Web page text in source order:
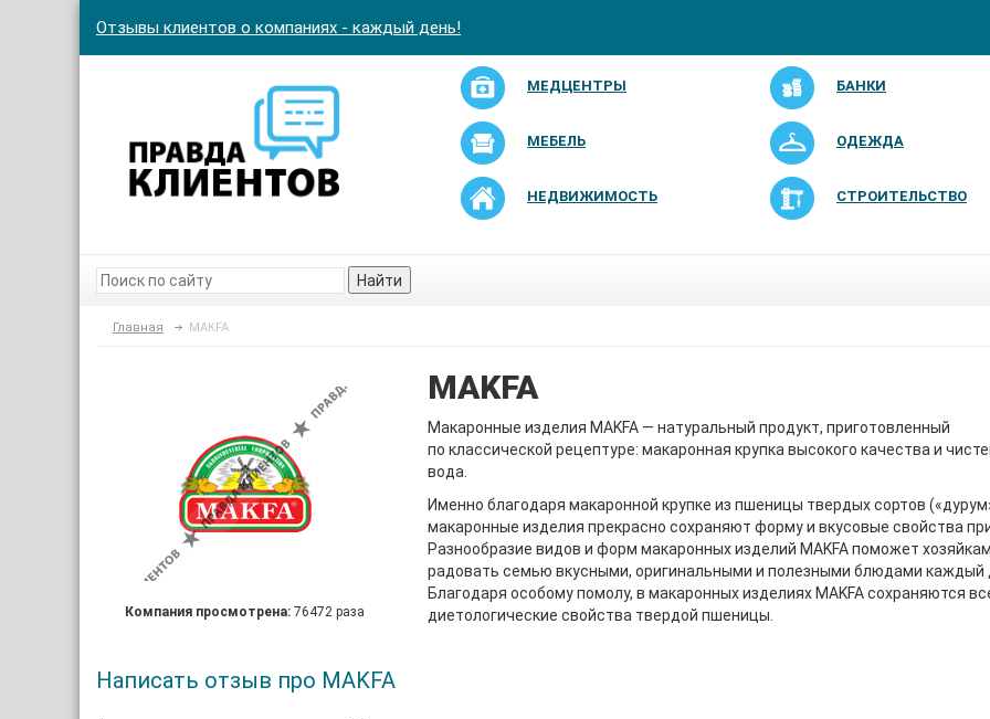
Отзывы клиентов о компаниях - каждый день!
МЕДЦЕНТРЫ БАНКИ
МЕБЕЛЬ ОДЕЖДА
НЕДВИЖИМОСТЬ СТРОИТЕЛЬСТВО
Найти
Главная MAKFA
Компания просмотрена:76472 раза
MAKFA
Макаронные изделия MAKFA — натуральный продукт, приготовленный
по классической рецептуре: макаронная крупка высокого качества и
вода.
Именно благодаря макаронной крупке из пшеницы твердых сортов
макаронные изделия прекрасно сохраняют форму и вкусовые свойства при
Разнообразие видов и форм макаронных изделий MAKFA поможет хозяйкам
радовать семью вкусными, оригинальными и полезными блюдами каждый
Благодаря особому помолу, в макаронных изделиях MAKFA сохраняются
диетологические свойства твердой пшеницы.
Написать отзыв про MAKFA